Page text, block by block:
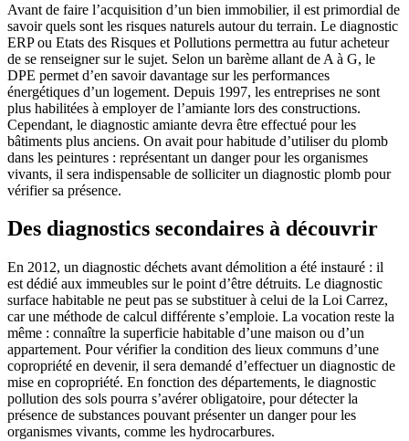
Avant de faire l’acquisition d’un bien immobilier, il est primordial de
savoir quels sont les risques naturels autour du terrain. Le diagnostic
ERP ou Etats des Risques et Pollutions permettra au futur acheteur
de se renseigner sur le sujet. Selon un barème allant de A à G, le
DPE permet d’en savoir davantage sur les performances
énergétiques d’un logement. Depuis 1997, les entreprises ne sont
plus habilitées à employer de l’amiante lors des constructions.
Cependant, le diagnostic amiante devra être effectué pour les
bâtiments plus anciens. On avait pour habitude d’utiliser du plomb
dans les peintures : représentant un danger pour les organismes
vivants, il sera indispensable de solliciter un diagnostic plomb pour
vérifier sa présence.
Des diagnostics secondaires à découvrir
En 2012, un diagnostic déchets avant démolition a été instauré : il
est dédié aux immeubles sur le point d’être détruits. Le diagnostic
surface habitable ne peut pas se substituer à celui de la Loi Carrez,
car une méthode de calcul différente s’emploie. La vocation reste la
même : connaître la superficie habitable d’une maison ou d’un
appartement. Pour vérifier la condition des lieux communs d’une
copropriété en devenir, il sera demandé d’effectuer un diagnostic de
mise en copropriété. En fonction des départements, le diagnostic
pollution des sols pourra s’avérer obligatoire, pour détecter la
présence de substances pouvant présenter un danger pour les
organismes vivants, comme les hydrocarbures.